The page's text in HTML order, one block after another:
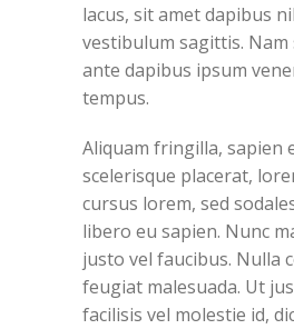
lacus, sit amet dapibus
vestibulum sagittis. Nam
ante dapibus ipsum
tempus.
Aliquam fringilla, sapien
scelerisque placerat,
cursus lorem, sed
libero eu sapien. Nunc
justo vel faucibus. Nulla
feugiat malesuada. Ut
facilisis vel molestie id,